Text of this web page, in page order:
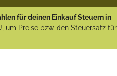
für deinen Einkauf Steuern in
um Preise bzw. den Steuersatz für